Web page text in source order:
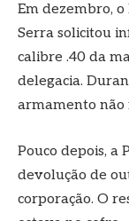
Em dezembro,
Serra solicitou
calibre .40 da
delegacia.
armamento não
Pouco depois, a
devolução de
corporação. O